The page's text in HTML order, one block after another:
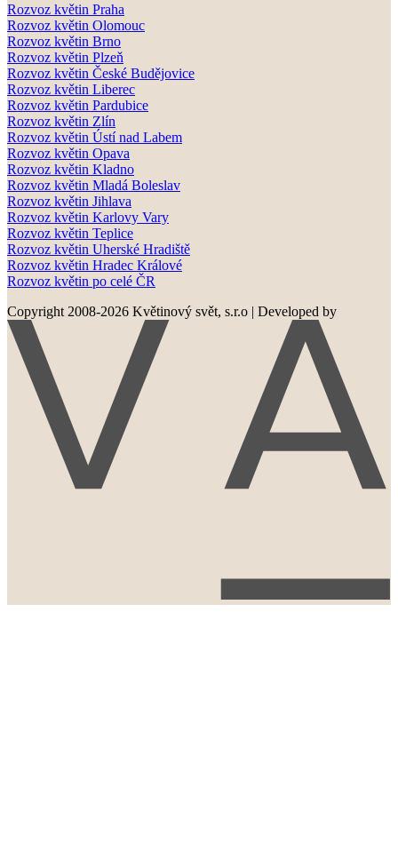
Rozvoz květin Praha
Rozvoz květin Olomouc
Rozvoz květin Brno
Rozvoz květin Plzeň
Rozvoz květin České Budějovice
Rozvoz květin Liberec
Rozvoz květin Pardubice
Rozvoz květin Zlín
Rozvoz květin Ústí nad Labem
Rozvoz květin Opava
Rozvoz květin Kladno
Rozvoz květin Mladá Boleslav
Rozvoz květin Jihlava
Rozvoz květin Karlovy Vary
Rozvoz květin Teplice
Rozvoz květin Uherské Hradiště
Rozvoz květin Hradec Králové
Rozvoz květin po celé ČR
Copyright 2008-2026 Květinový svět, s.r.o | Developed by